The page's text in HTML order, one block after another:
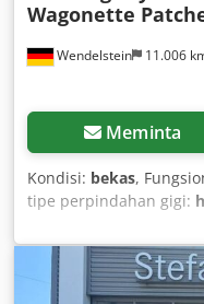
Wendelstein 11.006
Wagonette
Meminta
Kondisi: bekas,
tipe perpindahan gigi:
,
tempat duduk:1,
jam operasional:64 h,
diferensial,